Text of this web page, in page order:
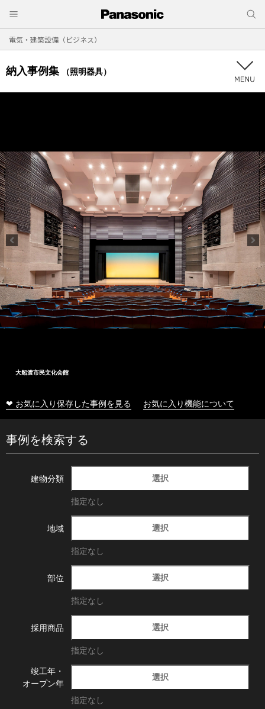
電気・建築設備（ビジネス）
納入事例集 （照明器具）
大船渡市民文化会館
❤ お気に入り保存した事例を見る お気に入り機能について
事例を検索する
建物分類 選択
指定なし
地域 選択
指定なし
部位 選択
指定なし
採用商品 選択
指定なし
竣工年・
オープン年
選択
指定なし